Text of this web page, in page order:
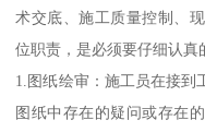
术交底、施工质量控制、
位职责，是必须要仔细认真
1.图纸绘审：施工员在接到
图纸中存在的疑问或存在